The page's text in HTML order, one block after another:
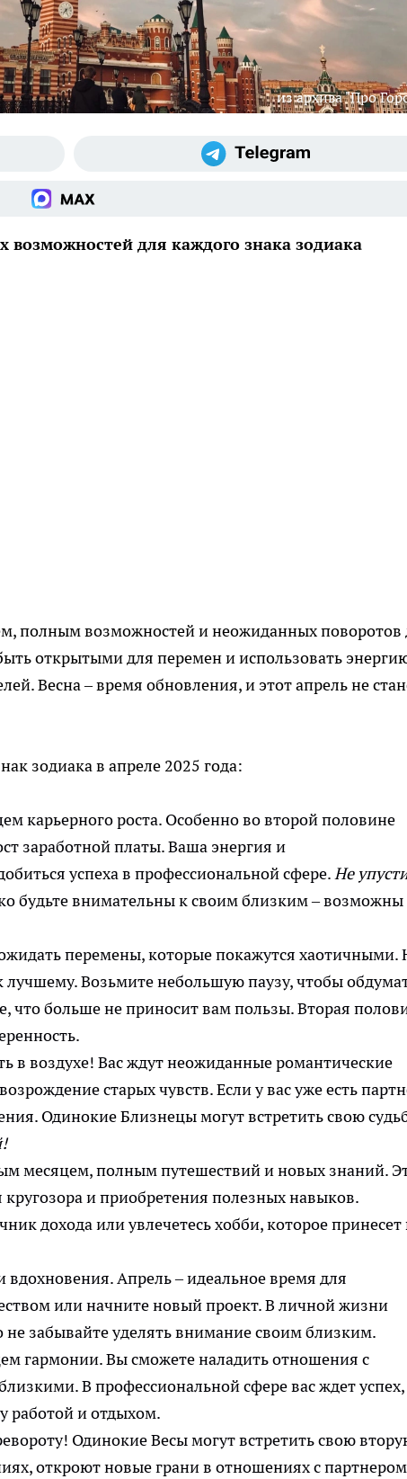
из архива "Про
для каждого знака зодиака
полным возможностей и неожиданных поворотов
открытыми для перемен и использовать
Весна – время обновления, и этот апрель не
зодиака в апреле 2025 года:
карьерного роста. Особенно во второй половине
заработной платы. Ваша энергия и
успеха в профессиональной сфере.Не
будьте внимательны к своим близким – возможны
перемены, которые покажутся хаотичными.
лучшему. Возьмите небольшую паузу, чтобы
что больше не приносит вам пользы. Вторая
в воздухе! Вас ждут неожиданные романтические
старых чувств. Если у вас уже есть
Одинокие Близнецы могут встретить свою
месяцем, полным путешествий и новых знаний.
и приобретения полезных навыков.
дохода или увлечетесь хобби, которое принесет
вдохновения. Апрель – идеальное время для
или начните новый проект. В личной жизни
забывайте уделять внимание своим близким.
гармонии. Вы сможете наладить отношения с
В профессиональной сфере вас ждет
работой и отдыхом.
Одинокие Весы могут встретить свою
откроют новые грани в отношениях с